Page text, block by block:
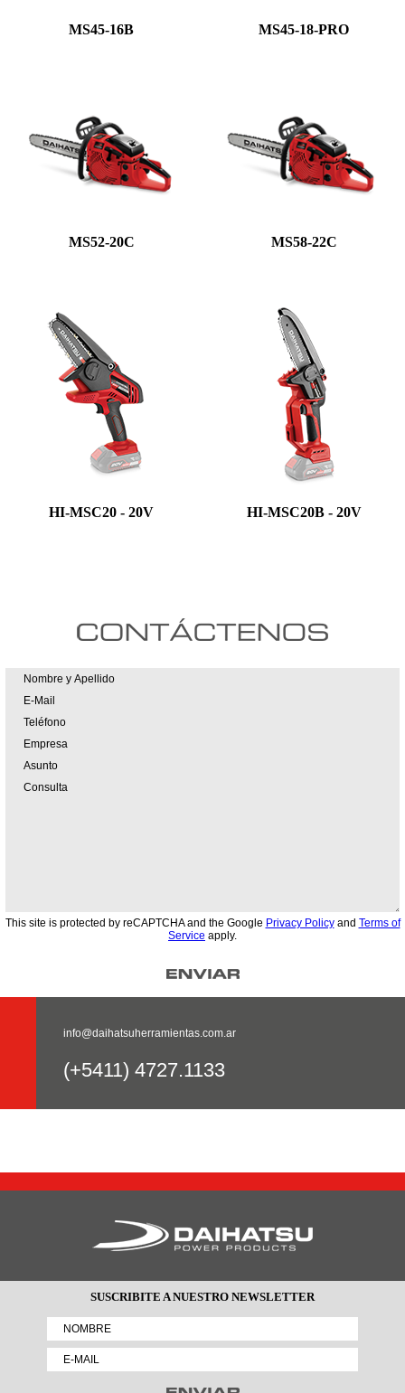
MS45-16B MS45-18-PRO
MS52-20C MS58-22C
HI-MSC20 - 20V HI-MSC20B - 20V
info@daihatsuherramientas.com.ar
(+5411) 4727.1133
This site is protected by reCAPTCHA and the Google Privacy Policyand Terms of
Service apply.
SUSCRIBITE A NUESTRO NEWSLETTER